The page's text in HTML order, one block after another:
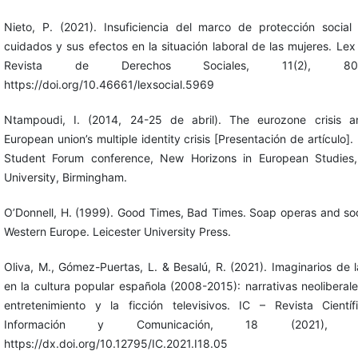
Nieto, P. (2021). Insuficiencia del marco de protección
cuidados y sus efectos en la situación laboral de las mujeres. Lex
Revista de Derechos Sociales, 11(2),
https://doi.org/10.46661/lexsocial.5969
Ntampoudi, I. (2014, 24-25 de abril). The eurozone crisis
European union’s multiple identity crisis [Presentación de artículo].
Student Forum conference, New Horizons in European
University, Birmingham.
O’Donnell, H. (1999). Good Times, Bad Times. Soap operas and
Western Europe. Leicester University Press.
Oliva, M., Gómez-Puertas, L. & Besalú, R. (2021). Imaginarios de
en la cultura popular española (2008-2015): narrativas
entretenimiento y la ficción televisivos. IC – Revista
Información y Comunicación, 18 (2021),
https://dx.doi.org/10.12795/IC.2021.I18.05